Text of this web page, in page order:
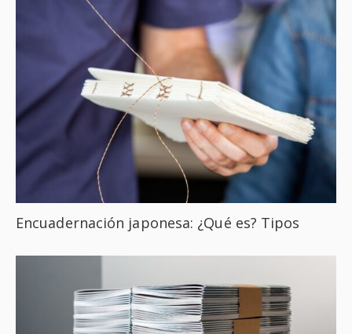
Encuadernación japonesa: ¿Qué es? Tipos